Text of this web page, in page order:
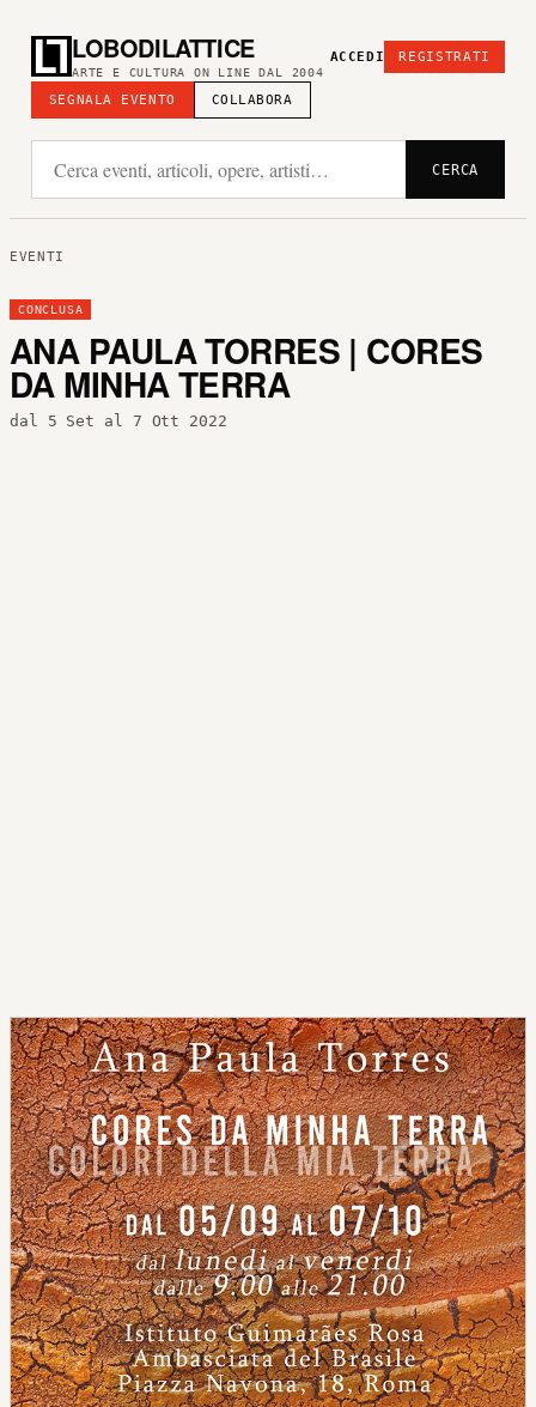
LOBODILATTICE
ARTE E CULTURA ON LINE DAL 2004
SEGNALA EVENTO COLLABORA
ACCEDI REGISTRATI
CERCA
EVENTI
CONCLUSA
ANA PAULA TORRES | CORES
DA MINHA TERRA
dal 5 Set al 7 Ott 2022